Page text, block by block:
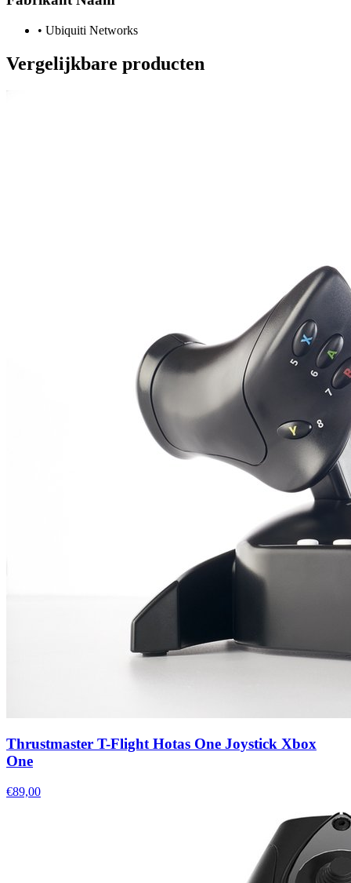
• Ubiquiti Networks
Vergelijkbare producten
Thrustmaster T-Flight Hotas One Joystick Xbox
One
€89,00